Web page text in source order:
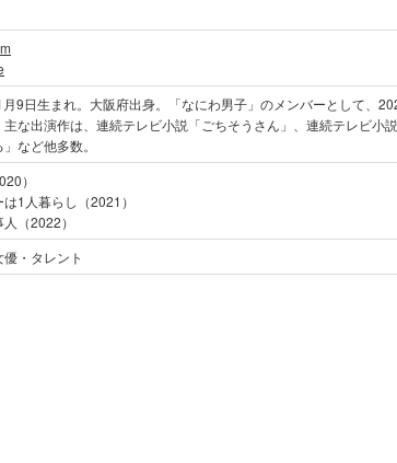
9日生まれ。大阪府出身。「なにわ男子」のメンバーとして、
主な出演作は、連続テレビ小説「ごちそうさん」、連続テレビ小
など他多数。
）
は1人暮らし（2021）
（2022）
・タレント